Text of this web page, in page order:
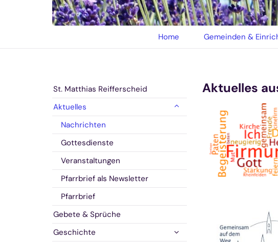
Home Gemeinden &
Aktuelles
St. Matthias Reifferscheid
Aktuelles
Nachrichten
Gottesdienste
Veranstaltungen
Pfarrbrief als Newsletter
Pfarrbrief
Gebete & Sprüche
Geschichte